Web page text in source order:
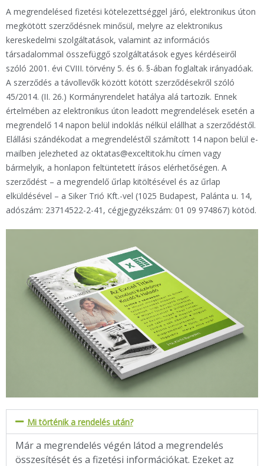
A megrendelésed fizetési kötelezettséggel járó, elektronikus úton
megkötött szerződésnek minősül, melyre az elektronikus
kereskedelmi szolgáltatások, valamint az információs
társadalommal összefüggő szolgáltatások egyes kérdéseiről
szóló 2001. évi CVIII. törvény 5. és 6. §-ában foglaltak irányadóak.
A szerződés a távollevők között kötött szerződésekről szóló
45/2014. (II. 26.) Kormányrendelet hatálya alá tartozik. Ennek
értelmében az elektronikus úton leadott megrendelések esetén a
megrendelő 14 napon belül indoklás nélkül elállhat a szerződéstől.
Elállási szándékodat a megrendeléstől számított 14 napon belül e-
mailben jelezheted az oktatas@exceltitok.hu címen vagy
bármelyik, a honlapon feltüntetett írásos elérhetőségen. A
szerződést – a megrendelő űrlap kitöltésével és az űrlap
elküldésével – a Siker Trió Kft.-vel (1025 Budapest, Palánta u. 14,
adószám: 23714522-2-41, cégjegyzékszám: 01 09 974867) kötöd.
Mi történik a rendelés után?
Már a megrendelés végén látod a megrendelés
összesítését és a fizetési információkat. Ezeket az